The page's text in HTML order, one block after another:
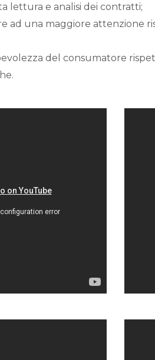
lettura e analisi dei contratti;
ad una maggiore attenzione
del consumatore